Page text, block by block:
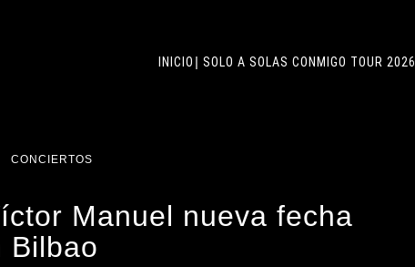
INICIO SOLO A SOLAS CONMIGO TOUR 2026
CONCIERTOS
Manuel nueva fecha
Bilbao